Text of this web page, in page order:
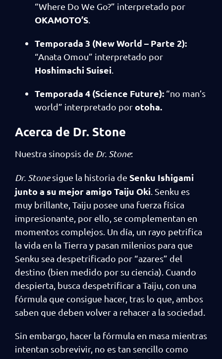
“Where Do We Go?” interpretado por
OKAMOTO’S
Temporada 3 (New World – Parte 2):
“Anata Omou” interpretado por
Hoshimachi Suisei
Temporada 4 (Science Future): “no man’s
world” interpretado porotoha.
Acerca de Dr. Stone
Nuestra sinopsis de Dr. Stone:
Dr. Stonesigue la historia de Senku Ishigami
junto a su mejor amigo Taiju Oki . Senku es
muy brillante, Taiju posee una fuerza física
impresionante, por ello, se complementan en
momentos complejos. Un día, un rayo petrifica
la vida en la Tierra y pasan milenios para que
Senku sea despetrificado por “azares” del
destino (bien medido por su ciencia). Cuando
despierta, busca despetrificar a Taiju, con una
fórmula que consigue hacer, tras lo que, ambos
saben que deben volver a rehacer a la sociedad.
Sin embargo, hacer la fórmula en masa mientras
intentan sobrevivir, no es tan sencillo como